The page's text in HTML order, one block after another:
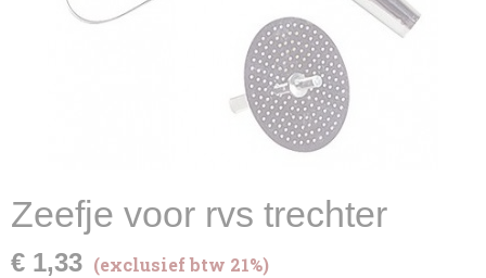
Zeefje voor rvs trechter
€ 1,33 (exclusief btw 21%)